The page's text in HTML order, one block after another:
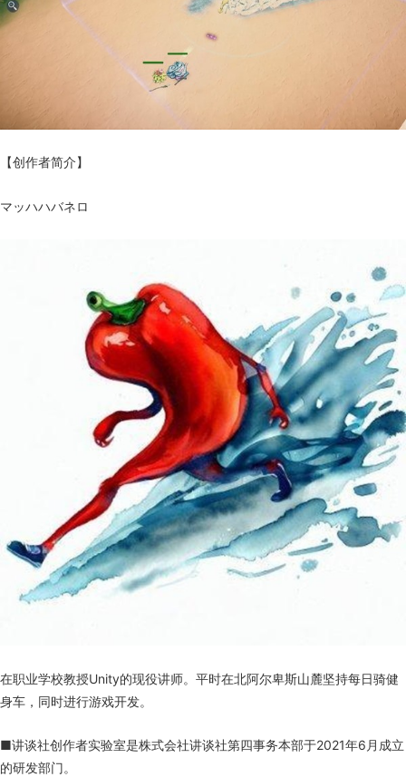
【创作者简介】
マッハハバネロ
在职业学校教授Unity的现役讲师。平时在北阿尔卑斯山麓坚持每日骑健
身车，同时进行游戏开发。
■讲谈社创作者实验室是株式会社讲谈社第四事务本部于2021年6月成立
的研发部门。